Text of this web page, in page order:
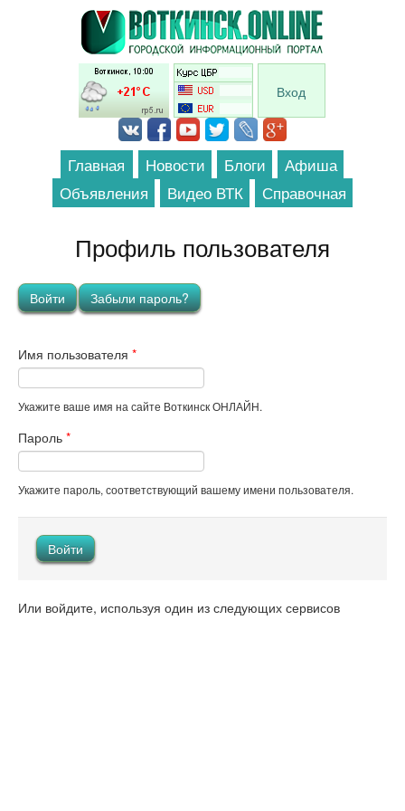
Перейти к основному содержанию
Вход
Главная Новости Блоги
Афиша
Объявления
Видео ВТК Справочная
Профиль пользователя
Главные вкладки
Войти(активная вкладка)
Забыли пароль?
Имя пользователя *
Укажите ваше имя на сайте Воткинск ОНЛАЙН.
Пароль *
Укажите пароль, соответствующий вашему имени пользователя.
Или войдите, используя один из следующих сервисов